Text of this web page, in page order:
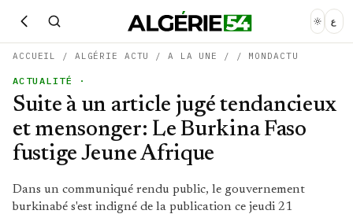
ع
ACCUEIL / ALGÉRIE ACTU /A LA UNE / / MONDACTU
ACTUALITÉ ·
Suite à un article jugé tendancieux
et mensonger: Le Burkina Faso
fustige Jeune Afrique
Dans un communiqué rendu public, le gouvernement
burkinabé s'est indigné de la publication ce jeudi 21